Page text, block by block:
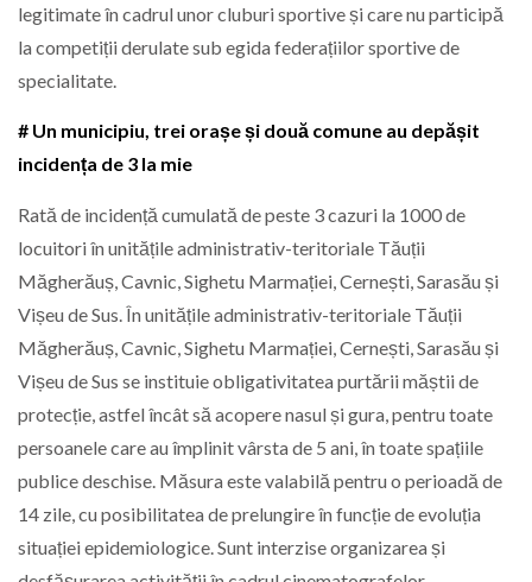
legitimate în cadrul unor cluburi sportive și care nu participă
la competiții derulate sub egida federațiilor sportive de
specialitate.
# Un municipiu, trei orașe și două comune au depășit
incidența de 3 la mie
Rată de incidență cumulată de peste 3 cazuri la 1000 de
locuitori în unitățile administrativ-teritoriale Tăuții
Măgherăuș, Cavnic, Sighetu Marmației, Cernești, Sarasău și
Vișeu de Sus. În unitățile administrativ-teritoriale Tăuții
Măgherăuș, Cavnic, Sighetu Marmației, Cernești, Sarasău și
Vișeu de Sus se instituie obligativitatea purtării măștii de
protecție, astfel încât să acopere nasul și gura, pentru toate
persoanele care au împlinit vârsta de 5 ani, în toate spațiile
publice deschise. Măsura este valabilă pentru o perioadă de
14 zile, cu posibilitatea de prelungire în funcție de evoluția
situației epidemiologice. Sunt interzise organizarea și